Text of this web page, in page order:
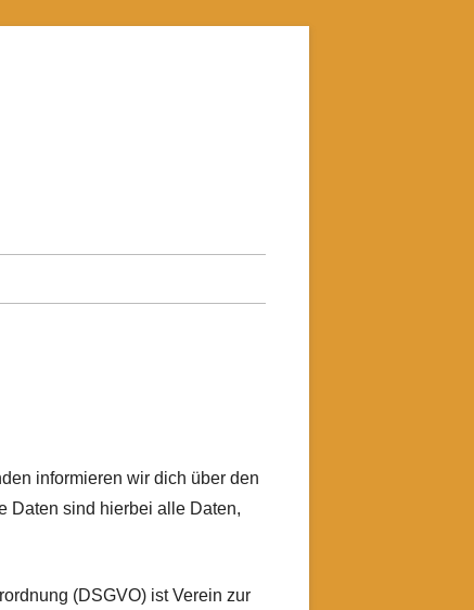
informieren wir dich über den
Daten sind hierbei alle Daten,
(DSGVO) ist Verein zur